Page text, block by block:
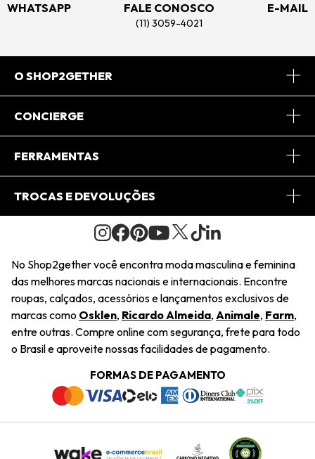
WHATSAPP FALE CONOSCO
(11) 3059-4021
E-MAIL
O SHOP2GETHER
Sobre Nós
Journal
Saiu na Mídia
Sustentabilidade
Navegando
Termos e Condições
Trabalhe Conosco
CONCIERGE
Central de Relacionamento
Regulamento e Promoções
FERRAMENTAS
Minha Conta
Pedido de Presente
Wishlist
TROCAS E DEVOLUÇÕES
Condições Gerais
Troca Fácil
Restituição de Pagamento
Dúvidas Frequentes
Termos e Condições
Política de Privacidade
No Shop2gether você encontra moda masculina e feminina
das melhores marcas nacionais e internacionais. Encontre
roupas, calçados, acessórios e lançamentos exclusivos de
marcas como Osklen, Ricardo Almeida, Animale, Farm,
entre outras. Compre online com segurança, frete para todo
o Brasil e aproveite nossas facilidades de pagamento.
FORMAS DE PAGAMENTO